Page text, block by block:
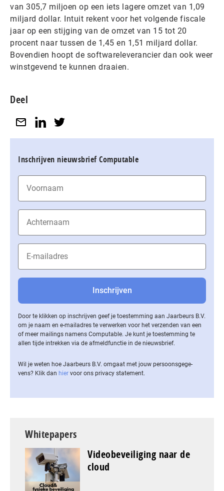
van 305,7 miljoen op een iets lagere omzet van 1,09
miljard dollar. Intuit rekent voor het volgende fiscale
jaar op een stijging van de omzet van 15 tot 20
procent naar tussen de 1,45 en 1,51 miljard dollar.
Bovendien hoopt de softwareleverancier dan ook weer
winstgevend te kunnen draaien.
Deel
Inschrijven nieuwsbrief Computable
Door te klikken op inschrijven geef je toestemming aan Jaarbeurs B.V.
om je naam en e-mailadres te verwerken voor het verzenden van een
of meer mailings namens Computable. Je kunt je toestemming te
allen tijde intrekken via de af­meld­func­tie in de nieuwsbrief.
Wil je weten hoe Jaarbeurs B.V. omgaat met jouw per­soons­ge­ge­
vens? Klik dan hier voor ons privacy statement.
Whitepapers
Videobeveiliging naar de
cloud